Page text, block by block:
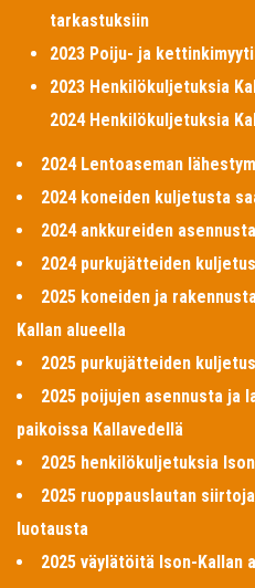
tarkastuksiin
2023 Poiju- ja
2023 Henkilökuljetuksia
2024 Henkilökuljetuksia
2024 Lentoaseman
2024 koneiden kuljetusta
2024 ankkureiden
2024 purkujätteiden
2025 koneiden ja
Kallan alueella
2025 purkujätteiden
2025 poijujen asennusta ja
paikoissa Kallavedellä
2025 henkilökuljetuksia
2025 ruoppauslautan
luotausta
2025 väylätöitä Ison-Kallan